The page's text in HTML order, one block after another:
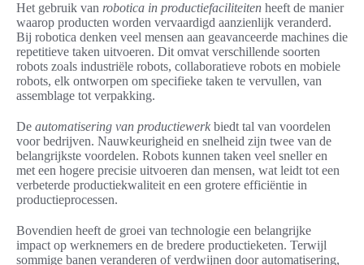
Het gebruik van robotica in productiefaciliteiten heeft de manier
waarop producten worden vervaardigd aanzienlijk veranderd.
Bij robotica denken veel mensen aan geavanceerde machines die
repetitieve taken uitvoeren. Dit omvat verschillende soorten
robots zoals industriële robots, collaboratieve robots en mobiele
robots, elk ontworpen om specifieke taken te vervullen, van
assemblage tot verpakking.
De automatisering van productiewerk biedt tal van voordelen
voor bedrijven. Nauwkeurigheid en snelheid zijn twee van de
belangrijkste voordelen. Robots kunnen taken veel sneller en
met een hogere precisie uitvoeren dan mensen, wat leidt tot een
verbeterde productiekwaliteit en een grotere efficiëntie in
productieprocessen.
Bovendien heeft de groei van technologie een belangrijke
impact op werknemers en de bredere productieketen. Terwijl
sommige banen veranderen of verdwijnen door automatisering,